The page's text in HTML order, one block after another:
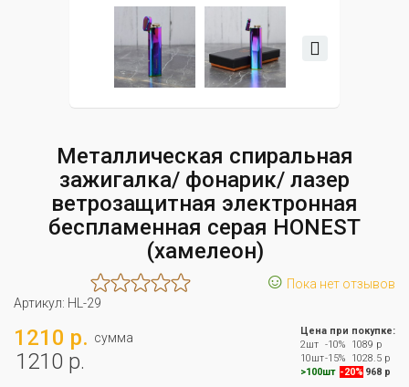
Металлическая спиральная
зажигалка/ фонарик/ лазер
ветрозащитная электронная
беспламенная серая HONEST
(хамелеон)
☺ Пока нет отзывов
Артикул: HL-29
1210 р. сумма
1210 р.
Цена при покупке:
2шт -10% 1089 р
10шт-15% 1028.5 р
>100шт -20% 968 р